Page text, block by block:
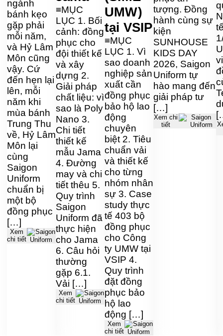
ngành
bánh kẹo
gặp phải
mỗi năm,
và Hỷ Lâm
Môn cũng
vậy. Cứ
đến hẹn lại
lên, mỗi
năm khi
mùa bánh
Trung Thu
về, Hỷ Lâm
Môn lại
cùng
Saigon
Uniform
chuẩn bị
một bộ
đồng phục
[…]
Xem
chi tiết
≡MỤC
LỤC 1. Bối
cảnh: đồng
phục cho
đội thiết kế
và xây
dựng 2.
Giải pháp
chất liệu: vì
sao là Poly
Nano 3.
Chi tiết
thiết kế
mẫu Jama
4. Đường
may và chi
tiết thêu 5.
Quy trình
Saigon
Uniform đã
thực hiện
cho Jama
6. Câu hỏi
thường
gặp 6.1.
Vải […]
Xem
chi tiết
UMW)
tại VSIP
≡MỤC
LỤC 1. Vì
sao doanh
nghiệp sản
xuất cần
đồng phục
bảo hộ lao
động
chuyên
biệt 2. Tiêu
chuẩn vải
và thiết kế
cho từng
nhóm nhân
sự 3. Case
study thực
tế 403 bộ
đồng phục
cho Công
ty UMW tại
VSIP 4.
Quy trình
đặt đồng
phục bảo
hộ lao
động […]
Xem
chi tiết
tượng. Đồng
hành cùng sự
kiện
SUNHOUSE
KIDS DAY
2026, Saigon
Uniform tự
hào mang đến
giải pháp tư
[…]
Xem chi
tiết